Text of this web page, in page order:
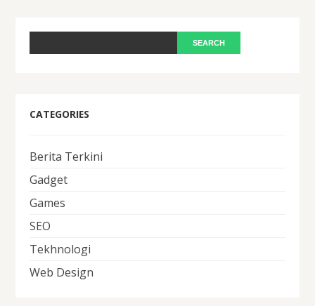
CATEGORIES
Berita Terkini
Gadget
Games
SEO
Tekhnologi
Web Design